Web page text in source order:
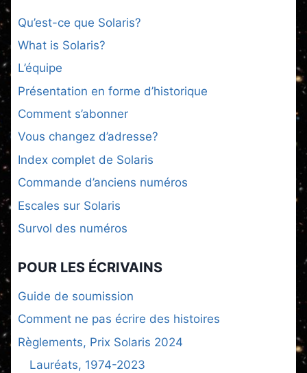
Qu’est-ce que Solaris?
What is Solaris?
L’équipe
Présentation en forme d’historique
Comment s’abonner
Vous changez d’adresse?
Index complet de Solaris
Commande d’anciens numéros
Escales sur Solaris
Survol des numéros
POUR LES ÉCRIVAINS
Guide de soumission
Comment ne pas écrire des histoires
Règlements, Prix Solaris 2024
Lauréats, 1974-2023